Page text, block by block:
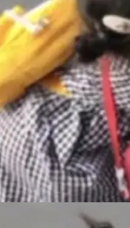
show_
Pri
运行代
要的是 Iso
题在于启动
的任务可能
冷启动到
wron
上法庭，指
。苹果的诉
前东家挖
没发律师
了一篇博
this wro
聊天记
部律师 Gabr
日下午 5:53
发了封邮
合调查前苹
办公
架HUAWE
即可使
一提的是，
P
能——你写
。一句话让
馨提示：
HUAWEI M
：设置 > 搜
以此纪
天正式发
一代音视频
一个特殊之
个名字，
）。 对于
并不陌
告显示，AI
报》报道